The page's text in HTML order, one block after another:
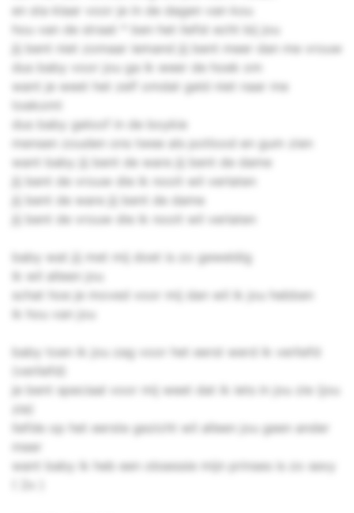
en sta klaar voor je in de dagen van kou
hou van de straat * ben het liefst echt bij jou
jij bent niet zomaar iemand jij bent meer dan me vrouw
dus baby voor jou ga ik weer de hoek om
want je weet het zelf omdat geld niet naar me
toekomt
dus baby geloof in de boykie
mensen zouden ons twee als potlood en gum zien
want baby jij bent de ware jij bent de dame
jij bent de vrouw die ik nooit wil verlaten
jij bent de ware jij bent de dame
jij bent de vrouw die ik nooit wil verlaten
baby wat jij met mij doet is zo geweldig
ik wil alleen jou
schat hoe je moved voor mij dan wil ik jou hebben
ik hou van jou
baby toen ik jou zag voor het eerst werd ik verliefd
(verliefd)
je bent speciaal voor mij weet dat ik iets in jou zie (jou
zie)
liefde op het eerste gezicht wil alleen jou geen ander
meer
want baby ik heb een obsessie mijn prinses is zo sexy